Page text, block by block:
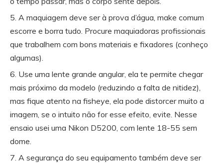
A maquiagem deve ser à prova d’água, make comum
escorre e borra tudo. Procure maquiadoras profissionais
que trabalhem com bons materiais e fixadores (conheço
algumas).
Use uma lente grande angular, ela te permite chegar
mais próximo da modelo (reduzindo a falta de nitidez),
mas fique atento na fisheye, ela pode distorcer muito a
imagem, se o intuito não for esse efeito, evite. Nesse
ensaio usei uma Nikon D5200, com lente 18-55 sem
dome.
A segurança do seu equipamento também deve ser